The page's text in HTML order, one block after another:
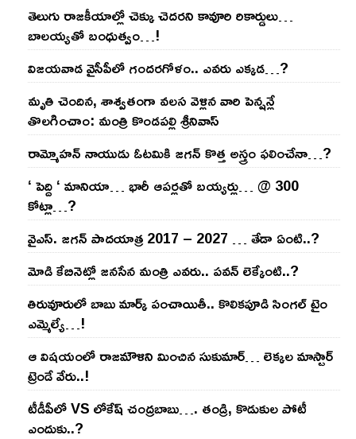
తెలుగు రాజ‌కీయాల్లో చెక్కు చెద‌ర‌ని కావూరి రికార్డులు…
బాల‌య్యతో బంధుత్వం…!
విజ‌య‌వాడ వైసీపీలో గంద‌ర‌గోళం.. ఎవ‌రు ఎక్క‌డ‌…?
మృతి చెందిన, శాశ్వతంగా వలస వెళ్లిన వారి పెన్ష‌న్లే
తొల‌గించాం: మంత్రి కొండపల్లి శ్రీనివాస్
రామ్మోహ‌న్ నాయుడు ఓట‌మికి జ‌గ‌న్ కొత్త అస్త్రం ఫ‌లించేనా…?
‘ పెద్ది ‘ మానియా… భారీ ఆప‌ర్ల‌తో బ‌య్య‌ర్లు… @ 300
కోట్లా…?
వైఎస్‌. జ‌గ‌న్ పాద‌యాత్ర 2017 – 2027 … తేడా ఏంటి..?
మోడి కేబినెట్లో జ‌నసేన మంత్రి ఎవ‌రు.. ప‌వ‌న్ లెక్కేంటి..?
తిరువూరులో బాబు మార్క్ పంచాయితీ.. కొలిక‌పూడి సింగ‌ల్ టైం
ఎమ్మెల్యే…!
ఆ విష‌యంలో రాజ‌మౌళిని మించిన సుకుమార్‌… లెక్క‌ల మాస్టార్
ట్రెండే వేరు..!
టీడీపీలో VS లోకేష్ చంద్ర‌బాబు…. తండ్రి, కొడుకుల పోటీ
ఎందుకు..?